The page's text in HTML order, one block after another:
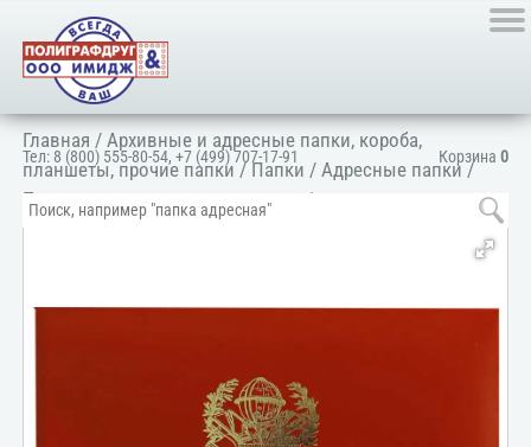
Корзина 0
Тел: 8 (800) 555-80-54,+7 (499) 707-17-91
Главная /Архивные и адресные папки, короба,
планшеты, прочие папки/Папки /Адресные папки/
Папка для школ и детских садов
/